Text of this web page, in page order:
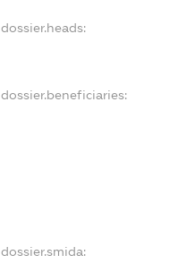
dossier.heads:
dossier.beneficiaries:
dossier.smida: